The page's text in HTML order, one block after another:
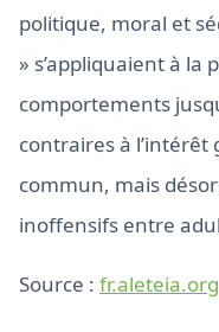
politique, moral et
» s’appliquaient à la
comportements
contraires à
commun, mais
inoffensifs entre
Source : fr.aleteia.org